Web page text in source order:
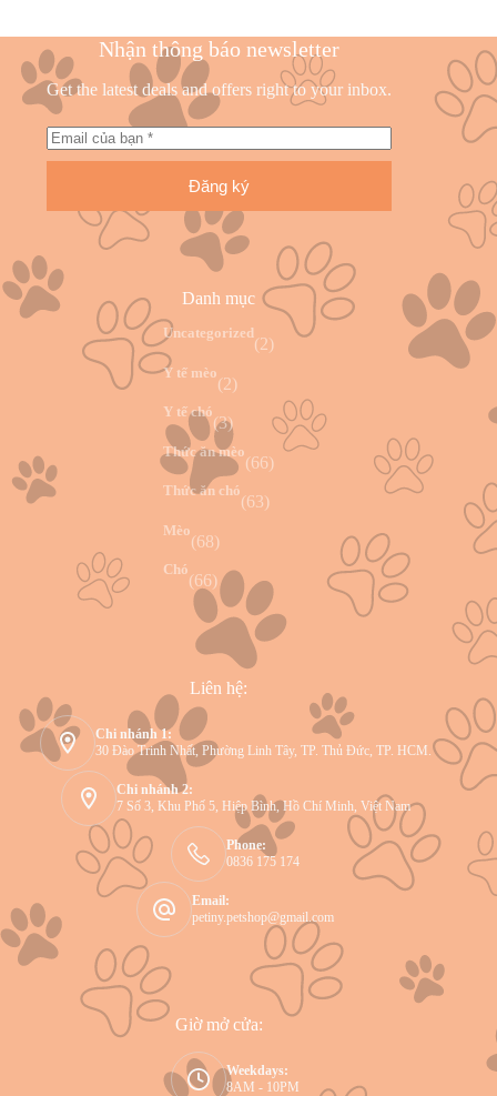
Nhận thông báo newsletter
Get the latest deals and offers right to your inbox.
Đăng ký
Danh mục
Uncategorized
(2)
Y tế mèo
(2)
Y tế chó
(3)
Thức ăn mèo
(66)
Thức ăn chó
(63)
Mèo
(68)
Chó
(66)
Liên hệ:
Chi nhánh 1:
30 Đào Trinh Nhất, Phường Linh Tây, TP. Thủ Đức, TP. HCM.
Chi nhánh 2:
7 Số 3, Khu Phố 5, Hiệp Bình, Hồ Chí Minh, Việt Nam
Phone:
0836 175 174
Email:
petiny.petshop@gmail.com
Giờ mở cửa:
Weekdays:
8AM - 10PM